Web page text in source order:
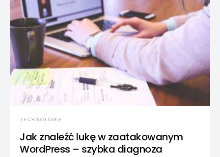
TECHNOLOGIE
Jak znaleźć lukę w zaatakowanym
WordPress – szybka diagnoza